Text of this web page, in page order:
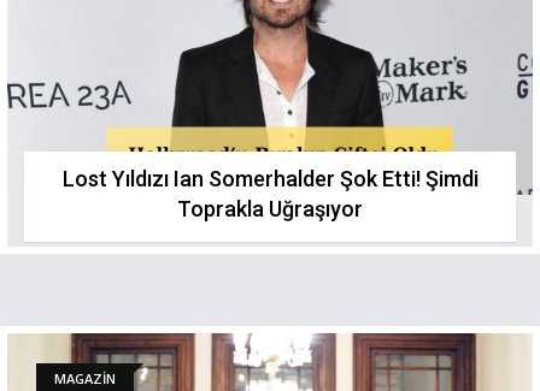
Lost Yıldızı Ian Somerhalder Şok Etti! Şimdi
Toprakla Uğraşıyor
MAGAZİN